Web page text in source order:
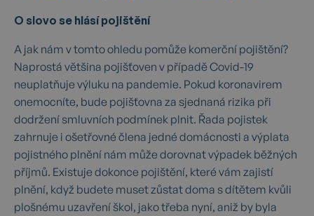
O slovo se hlásí pojištění
A jak nám v tomto ohledu pomůže komerční pojištění?
Naprostá většina pojišťoven v případě Covid-19
neuplatňuje výluku na pandemie. Pokud koronavirem
onemocníte, bude pojišťovna za sjednaná rizika při
dodržení smluvních podmínek plnit. Řada pojistek
zahrnuje i ošetřovné člena jedné domácnosti a výplata
pojistného plnění nám může dorovnat výpadek běžných
příjmů. Existuje dokonce pojištění, které vám zajistí
plnění, když budete muset zůstat doma s dítětem kvůli
plošnému uzavření škol, jako třeba nyní, aniž by byla